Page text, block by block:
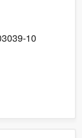
10